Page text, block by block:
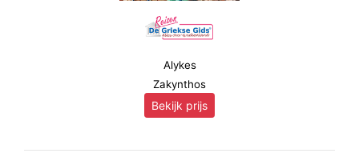
Alykes
Zakynthos
Bekijk prijs